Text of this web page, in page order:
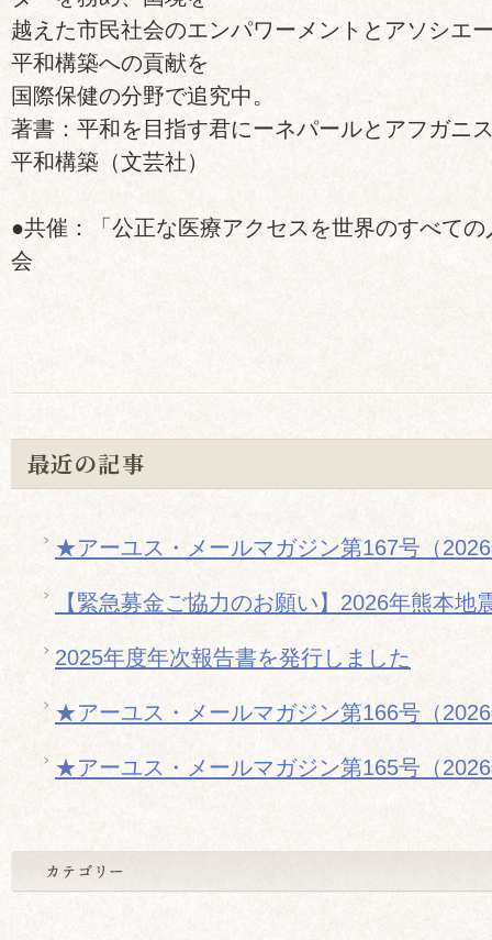
越えた市民社会のエンパワーメントとアソシエ
平和構築への貢献を
国際保健の分野で追究中。
著書：平和を目指す君にーネパールとアフガニ
平和構築（文芸社）
●共催：「公正な医療アクセスを世界のすべて
会
最近の記事
★アーユス・メールマガジン第167号（
【緊急募金ご協力のお願い】2026年熊本地
2025年度年次報告書を発行しました
★アーユス・メールマガジン第166号（
★アーユス・メールマガジン第165号（